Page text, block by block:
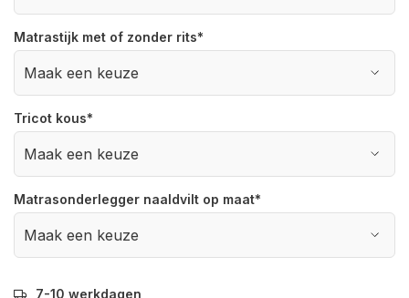
Matrastijk met of zonder rits*
Tricot kous*
Matrasonderlegger naaldvilt op maat*
7-10 werkdagen